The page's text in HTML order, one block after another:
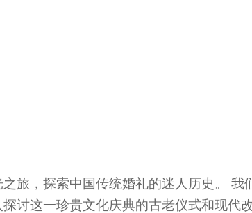
旅，探索中国传统婚礼的迷人历史。 我
讨这一珍贵文化庆典的古老仪式和现代